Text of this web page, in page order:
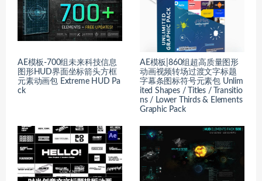
AE模板-700组未来科技信息
图形HUD界面坐标箭头方框
元素动画包 Extreme HUD Pa
ck
AE模板|860组超高质量图形
动画视频转场过渡文字标题
字幕条图标符号元素包 Unlim
ited Shapes / Titles / Transitio
ns / Lower Thirds & Elements
Graphic Pack